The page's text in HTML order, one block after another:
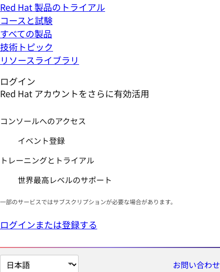
Red Hat 製品のトライアル
コースと試験
すべての製品
技術トピック
リソースライブラリ
ログイン
Red Hat アカウントをさらに有効活用
コンソールへのアクセス
イベント登録
トレーニングとトライアル
世界最高レベルのサポート
一部のサービスではサブスクリプションが必要な場合があります。
ログインまたは登録する
ペ
お問い合わせ